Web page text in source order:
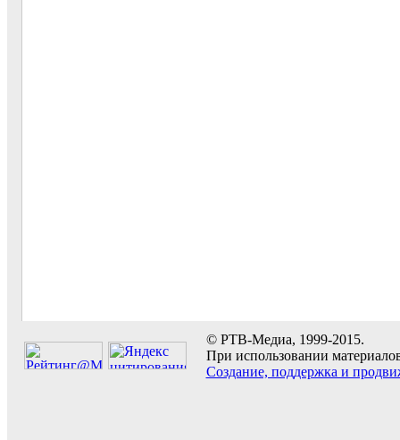
© РТВ-Медиа, 1999-2015.
При использовании
Создание, поддержка и